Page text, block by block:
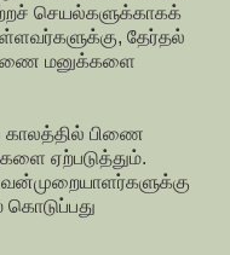
செயல்களுக்காகக்
தேர்தல்
மனுக்களை
காலத்தில் பிணை
ஏற்படுத்தும்.